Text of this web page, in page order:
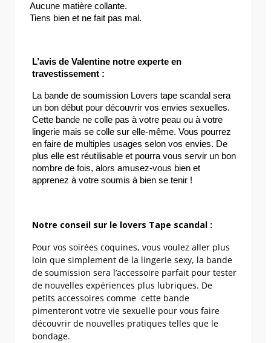
Aucune matière collante.
Tiens bien et ne fait pas mal.
L’avis de Valentine notre experte en
travestissement :
La bande de soumission Lovers tape scandal sera
un bon début pour découvrir vos envies sexuelles.
Cette bande ne colle pas à votre peau ou à votre
lingerie mais se colle sur elle-même. Vous pourrez
en faire de multiples usages selon vos envies. De
plus elle est réutilisable et pourra vous servir un bon
nombre de fois, alors amusez-vous bien et
apprenez à votre soumis à bien se tenir !
Notre conseil sur le lovers Tape scandal :
Pour vos soirées coquines, vous voulez aller plus
loin que simplement de la lingerie sexy, la bande
de soumission sera l’accessoire parfait pour tester
de nouvelles expériences plus lubriques. De
petits accessoires comme cette bande
pimenteront votre vie sexuelle pour vous faire
découvrir de nouvelles pratiques telles que le
bondage.